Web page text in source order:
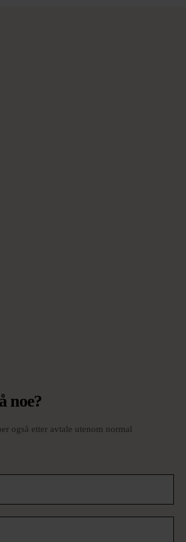
noe?
også etter avtale utenom normal